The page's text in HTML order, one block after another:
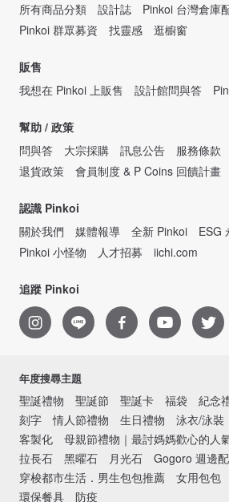
所有商品分類
設計誌 Pinkoi 台灣倉庫
Pinkoi 群眾募資
找靈感 逛櫥窗
販售
我想在 Pinkoi 上販售
設計館問與答
幫助 / 政策
問與答
大宗採購 訊息公告 服務條款
退貨政策
會員制度 & P Coins 回饋計畫
認識 Pinkoi
關於我們
媒體報導 全新 Pinkoi
ESG
Pinkoi 小怪物
人才招募 iichi.com
追蹤 Pinkoi
年度搜尋主題
聖誕禮物 聖誕節 聖誕卡 福袋 紀念
刻字
情人節禮物 生日禮物 泳衣/泳裝
客製化
母親節禮物｜最討媽媽歡心的人
拉長石
黑曜石 月光石
Gogoro 週邊
穿梭都市生活．男生包包推薦
女用包包
環保餐具
防疫